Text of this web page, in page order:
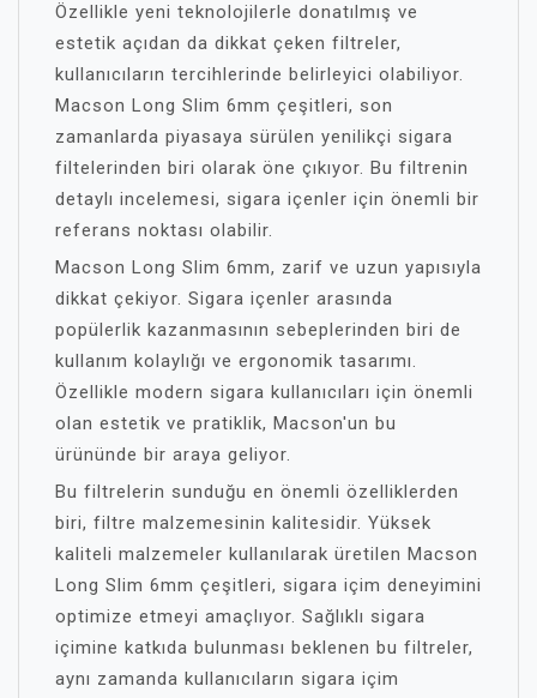
Özellikle yeni teknolojilerle donatılmış ve
estetik açıdan da dikkat çeken filtreler,
kullanıcıların tercihlerinde belirleyici olabiliyor.
Macson Long Slim 6mm çeşitleri, son
zamanlarda piyasaya sürülen yenilikçi sigara
filtelerinden biri olarak öne çıkıyor. Bu filtrenin
detaylı incelemesi, sigara içenler için önemli bir
referans noktası olabilir.
Macson Long Slim 6mm, zarif ve uzun yapısıyla
dikkat çekiyor. Sigara içenler arasında
popülerlik kazanmasının sebeplerinden biri de
kullanım kolaylığı ve ergonomik tasarımı.
Özellikle modern sigara kullanıcıları için önemli
olan estetik ve pratiklik, Macson'un bu
ürününde bir araya geliyor.
Bu filtrelerin sunduğu en önemli özelliklerden
biri, filtre malzemesinin kalitesidir. Yüksek
kaliteli malzemeler kullanılarak üretilen Macson
Long Slim 6mm çeşitleri, sigara içim deneyimini
optimize etmeyi amaçlıyor. Sağlıklı sigara
içimine katkıda bulunması beklenen bu filtreler,
aynı zamanda kullanıcıların sigara içim